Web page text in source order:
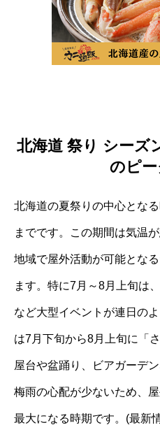
北海道 祭り シーズ
のピー
北海道の夏祭りの中心とな
までです。この期間は気温
地域で屋外活動が可能とな
ます。特に7月～8月上旬は
など大型イベントが連日の
は7月下旬から8月上旬に「
屋台や盆踊り、ビアガーデ
梅雨の心配が少ないため、
最大になる時期です。(最新